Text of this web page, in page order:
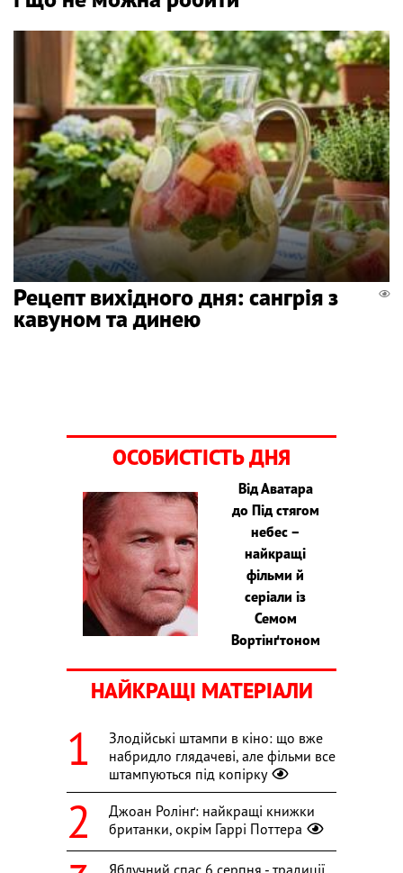
Рецепт вихідного дня: сангрія з
кавуном та динею
ОСОБИСТІСТЬ ДНЯ
Від Аватара
до Під стягом
небес –
найкращі
фільми й
серіали із
Семом
Вортінґтоном
НАЙКРАЩІ МАТЕРІАЛИ
Злодійські штампи в кіно: що вже
набридло глядачеві, але фільми все
штампуються під копірку
Джоан Ролінґ: найкращі книжки
британки, окрім Гаррі Поттера
Яблучний спас 6 серпня - традиції